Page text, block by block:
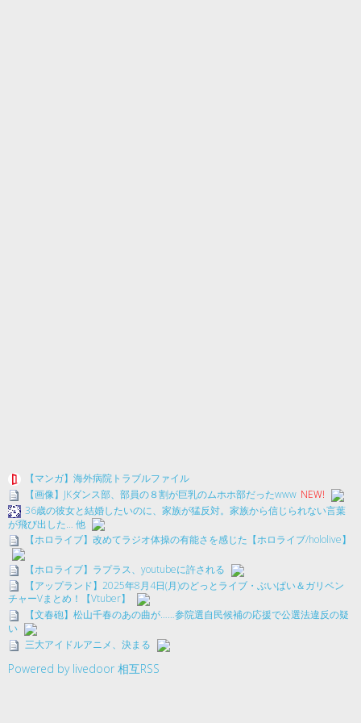
【マンガ】海外病院トラブルファイル
【画像】JKダンス部、部員の８割が巨乳のムホホ部だったwww NEW!
36歳の彼女と結婚したいのに、家族が猛反対。家族から信じられない言葉
が飛び出した… 他
【ホロライブ】改めてラジオ体操の有能さを感じた【ホロライブ/hololive】
【ホロライブ】ラプラス、youtubeに許される
【アップランド】2025年8月4日(月)のどっとライブ・ぶいぱい＆ガリベン
チャーVまとめ！【Vtuber】
【文春砲】松山千春のあの曲が……参院選自民候補の応援で公選法違反の疑
い
三大アイドルアニメ、決まる
Powered by livedoor 相互RSS